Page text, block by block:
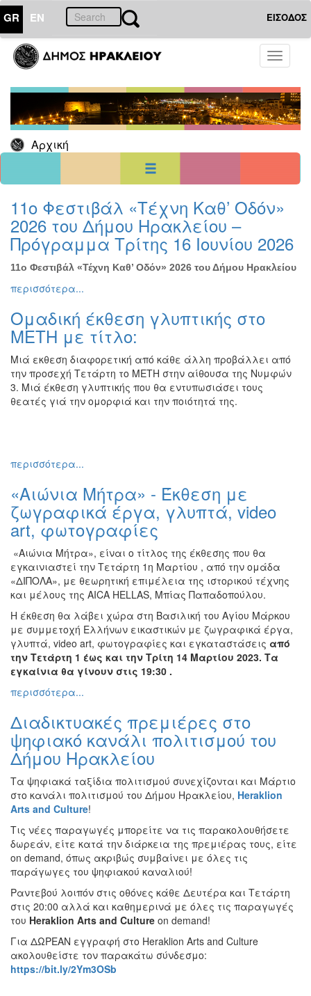
GR EN ΕΙΣΟΔΟΣ
Toggle
Αρχική
14Μάρτιος
2023
Τρι Τετ Πεμ Παρ Σαβ
1 2 3
4
5
12
13 14 15 16 17
18
25
ΗΜΕΡΟΛΟΓΙΟ
ΕΚΔΗΛΩΣΕΩΝ
Χριστούγεννα
-
Πρωτοχρονιά
Ζωγραφική
Φωτογραφία
Τραγούδι
Μουσική
Κινηματογράφος
Παζάρι
Συνέδρια
Ημερίδες
-
Διημερίδες
Σεμινάρια-
Διαλέξεις-
Ομιλίες
Διάφορες
Εκθέσεις
Εκδηλώσεις
για
Παιδιά
Εκδηλώσεις
ΤΟΠΟΣ
ΜΑΣ
ΔΗΜΟΣ
ΑΝΘΕΚΤΙΚΗ
ΠΟΛΗ
11ο Φεστιβάλ «Τέχνη Καθ’ Οδόν»
2026 του Δήμου Ηρακλείου –
Πρόγραμμα Τρίτης 16 Ιουνίου 2026
11ο Φεστιβάλ «Τέχνη Καθ’ Οδόν» 2026 του Δήμου Ηρακλείου
περισσότερα...
Ομαδική έκθεση γλυπτικής στο
ΜΕΤΗ με τίτλο:
Μιά εκθεση διαφορετική από κάθε άλλη προβάλλει από
την προσεχή Τετάρτη το ΜΕΤΗ στην αίθουσα της Νυμφών
3. Μιά έκθεση γλυπτικής που θα εντυπωσιάσει τους
θεατές γιά την ομορφιά και την ποιότητά της.
περισσότερα...
«Αιώνια Μήτρα» - Έκθεση με
ζωγραφικά έργα, γλυπτά, video
art, φωτογραφίες
«Αιώνια Μήτρα», είναι ο τίτλος της έκθεσης που θα
εγκαινιαστεί την Τετάρτη 1η Μαρτίου , από την ομάδα
«ΔΙΠΟΛΑ», με θεωρητική επιμέλεια της ιστορικού τέχνης
και μέλους της AICA HELLAS, Μπίας Παπαδοπούλου.
Η έκθεση θα λάβει χώρα στη Βασιλική του Αγίου Μάρκου
με συμμετοχή Ελλήνων εικαστικών με ζωγραφικά έργα,
γλυπτά, video art, φωτογραφίες και εγκαταστάσεις από
την Τετάρτη 1 έως και την Τρίτη 14 Μαρτίου 2023. Τα
εγκαίνια θα γίνουν στις 19:30 .
περισσότερα...
Διαδικτυακές πρεμιέρες στο
ψηφιακό κανάλι πολιτισμού του
Δήμου Ηρακλείου
Τα ψηφιακά ταξίδια πολιτισμού συνεχίζονται και Μάρτιο
στο κανάλι πολιτισμού του Δήμου Ηρακλείου, Heraklion
Arts and Culture!
Τις νέες παραγωγές μπορείτε να τις παρακολουθήσετε
δωρεάν, είτε κατά την διάρκεια της πρεμιέρας τους, είτε
on demand, όπως ακριβώς συμβαίνει με όλες τις
παράγωγες του ψηφιακού καναλιού!
Ραντεβού λοιπόν στις οθόνες κάθε Δευτέρα και Τετάρτη
στις 20:00 αλλά και καθημερινά με όλες τις παραγωγές
του Heraklion Arts and Culture on demand!
Για ΔΩΡΕΑΝ εγγραφή στο Heraklion Arts and Culture
ακολουθείστε τον παρακάτω σύνδεσμο:
https://bit.ly/2Ym3OSb